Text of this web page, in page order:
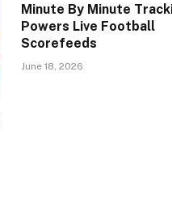
Minute By Minute
Powers Live Football
Scorefeeds
June 18, 2026